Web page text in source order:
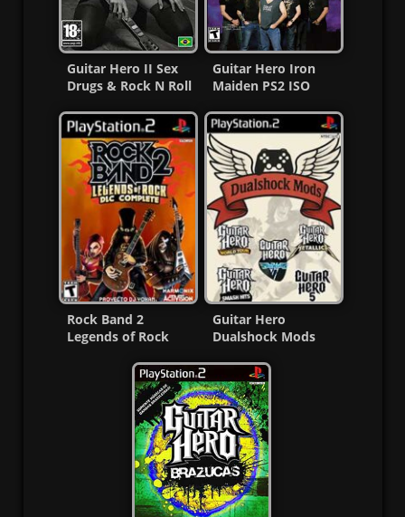
Guitar Hero II Sex
Drugs & Rock N Roll
Guitar Hero Iron
Maiden PS2 ISO
Rock Band 2
Legends of Rock
Guitar Hero
Dualshock Mods
MF)